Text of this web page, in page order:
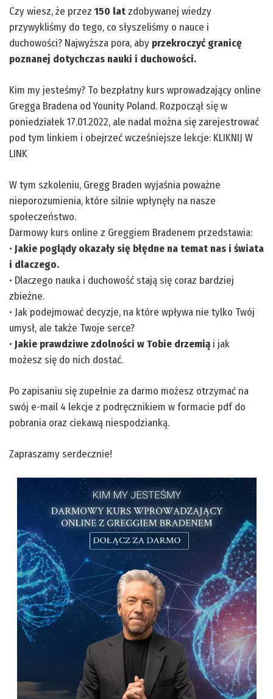
Czy wiesz, że przez 150 latzdobywanej wiedzy
przywykliśmy do tego, co słyszeliśmy o nauce i
duchowości? Najwyższa pora, aby przekroczyć granicę
poznanej dotychczas nauki i duchowości.
Kim my jesteśmy? To bezpłatny kurs wprowadzający online
Gregga Bradena od Younity Poland. Rozpoczął się w
poniedziałek 17.01.2022, ale nadal można się zarejestrować
pod tym linkiem i obejrzeć wcześniejsze lekcje: KLIKNIJ W
LINK
W tym szkoleniu, Gregg Braden wyjaśnia poważne
nieporozumienia, które silnie wpłynęły na nasze
społeczeństwo.
Darmowy kurs online z Greggiem Bradenem przedstawia:
• Jakie poglądy okazały się błędne na temat nas i świata
i dlaczego.
• Dlaczego nauka i duchowość stają się coraz bardziej
zbieżne.
• Jak podejmować decyzje, na które wpływa nie tylko Twój
umysł, ale także Twoje serce?
• Jakie prawdziwe zdolności w Tobie drzemią i jak
możesz się do nich dostać.
Po zapisaniu się zupełnie za darmo możesz otrzymać na
swój e-mail 4 lekcje z podręcznikiem w formacie pdf do
pobrania oraz ciekawą niespodzianką.
Zapraszamy serdecznie!